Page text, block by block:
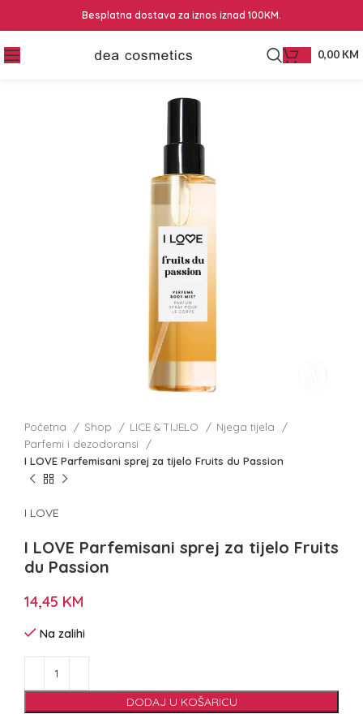
Besplatna dostava za iznos iznad 100KM.
0,00 KM
Početna Shop LICE & TIJELO
Njega tijela
Parfemi i dezodoransi
I LOVE Parfemisani sprej za tijelo Fruits du Passion
I LOVE
I LOVE Parfemisani sprej za tijelo Fruits
du Passion
14,45 KM
Na zalihi
DODAJ U KOŠARICU